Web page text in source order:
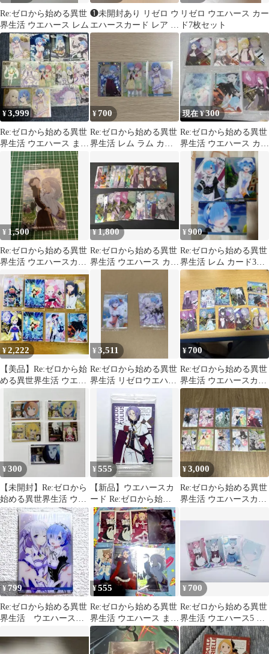
Re:ゼロから始める異世
界生活 ウエハース レム
❶未開封あり リゼロ ウ
エハースカード レア 箔
押し 38枚 まとめ売り
リゼロ ウエハース カー
ド7枚セット
¥3,999
Re:ゼロから始める異世
界生活 ウエハース まと
め売り レア 水着 レム
¥700
Re:ゼロから始める異世
界生活 レム ラム カー
ース
現在 ¥300
Re:ゼロから始める異世
界生活 ウエハース カー
ド 6枚セット
¥ 1,500
Re:ゼロから始める異世
界生活 ウエハースカー
ド 3種セット
¥1,800
Re:ゼロから始める異世
界生活 ウエハース カー
¥900
Re:ゼロから始める異世
界生活 レム カード3枚
セット
¥2,222
【美品】Re:ゼロから始
める異世界生活 ウエハ
¥3,511
Re:ゼロから始める異世
界生活 リゼロウエハー
¥700
Re:ゼロから始める異世
界生活 ウエハースカー
ド 11枚セット
¥300
【未開封】Re:ゼロから
始める異世界生活 ウェ
ハース カード 5枚セッ
ト
¥555
【新品】ウエハースカ
ード Re:ゼロから始め
る異世界生活 ユリウス
¥3,000
Re:ゼロから始める異世
界生活 ウエハースカー
¥799
Re:ゼロから始める異世
界生活 ウエハース
¥555
Re:ゼロから始める異世
界生活 ウエハース まと
め売り
¥ 700
Re:ゼロから始める異世
界生活 ウエハース5 レ
ム・ラム